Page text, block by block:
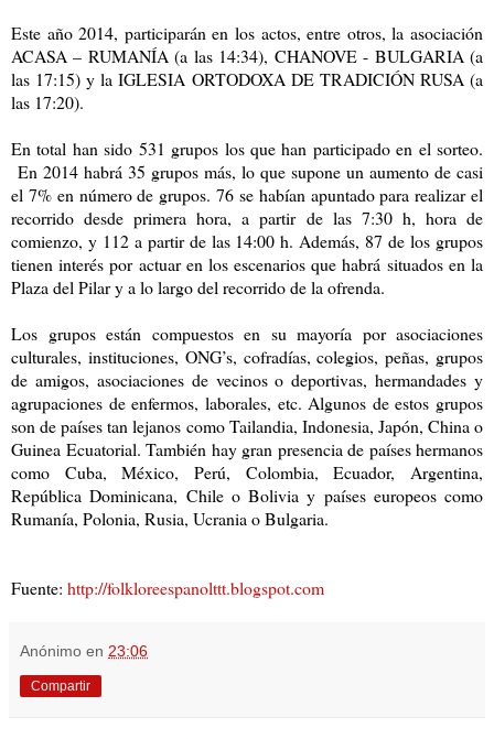
Este año 2014, participarán en los actos, entre otros, la asociación
ACASA – RUMANÍA (a las 14:34), CHANOVE - BULGARIA (a
las 17:15) y la IGLESIA ORTODOXA DE TRADICIÓN RUSA (a
las 17:20).
En total han sido 531 grupos los que han participado en el sorteo.
En 2014 habrá 35 grupos más, lo que supone un aumento de casi
el 7% en número de grupos. 76 se habían apuntado para realizar el
recorrido desde primera hora, a partir de las 7:30 h, hora de
comienzo, y 112 a partir de las 14:00 h. Además, 87 de los grupos
tienen interés por actuar en los escenarios que habrá situados en la
Plaza del Pilar y a lo largo del recorrido de la ofrenda.
Los grupos están compuestos en su mayoría por asociaciones
culturales, instituciones, ONG’s, cofradías, colegios, peñas, grupos
de amigos, asociaciones de vecinos o deportivas, hermandades y
agrupaciones de enfermos, laborales, etc. Algunos de estos grupos
son de países tan lejanos como Tailandia, Indonesia, Japón, China o
Guinea Ecuatorial. También hay gran presencia de países hermanos
como Cuba, México, Perú, Colombia, Ecuador, Argentina,
República Dominicana, Chile o Bolivia y países europeos como
Rumanía, Polonia, Rusia, Ucrania o Bulgaria.
Fuente: http://folkloreespanolttt.blogspot.com
Anónimo en 23:06
Compartir